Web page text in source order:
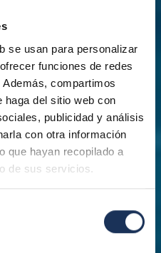
se usan para personalizar
funciones de redes
compartimos
haga del sitio web con
publicidad y análisis
con otra información
que hayan recopilado a
de sus servicios.